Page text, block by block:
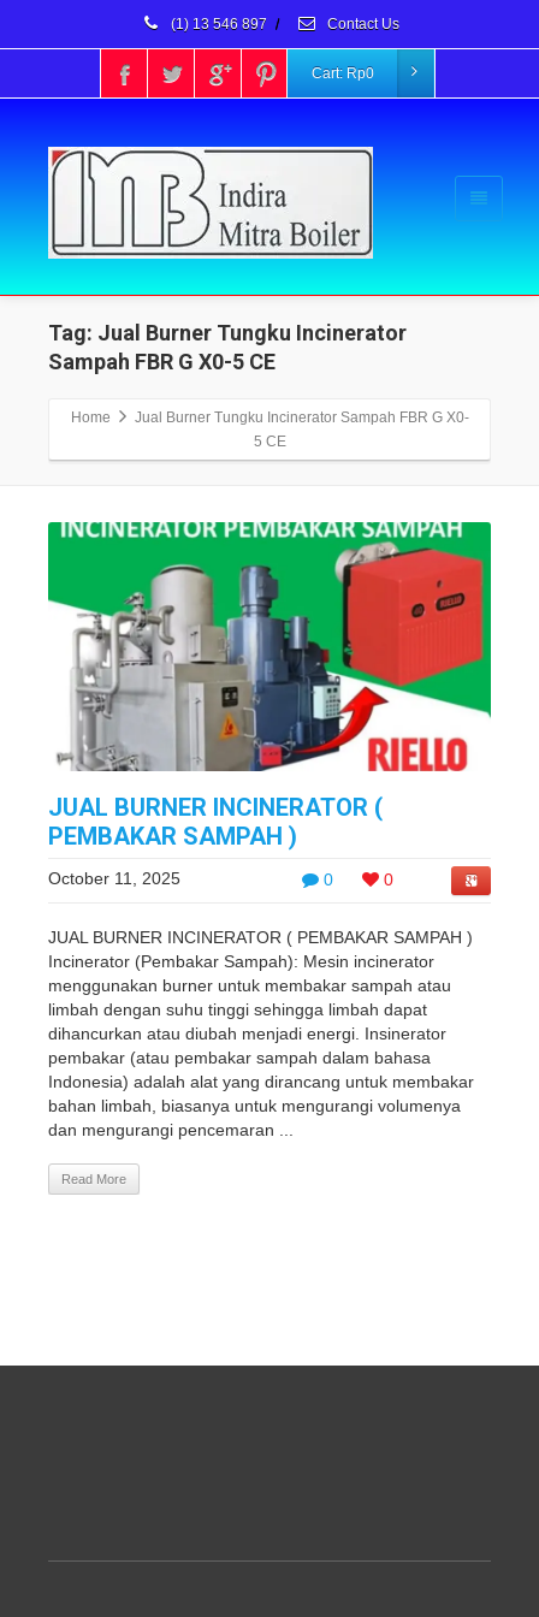
(1) 13 546 897 / Contact Us
Cart: Rp0
Tag: Jual Burner Tungku Incinerator
Sampah FBR G X0-5 CE
Home
Jual Burner Tungku Incinerator Sampah FBR G X0-
5 CE
JUAL BURNER INCINERATOR (
PEMBAKAR SAMPAH )
0 0
October 11, 2025
JUAL BURNER INCINERATOR ( PEMBAKAR SAMPAH )
Incinerator (Pembakar Sampah): Mesin incinerator
menggunakan burner untuk membakar sampah atau
limbah dengan suhu tinggi sehingga limbah dapat
dihancurkan atau diubah menjadi energi. Insinerator
pembakar (atau pembakar sampah dalam bahasa
Indonesia) adalah alat yang dirancang untuk membakar
bahan limbah, biasanya untuk mengurangi volumenya
dan mengurangi pencemaran ...
Read More